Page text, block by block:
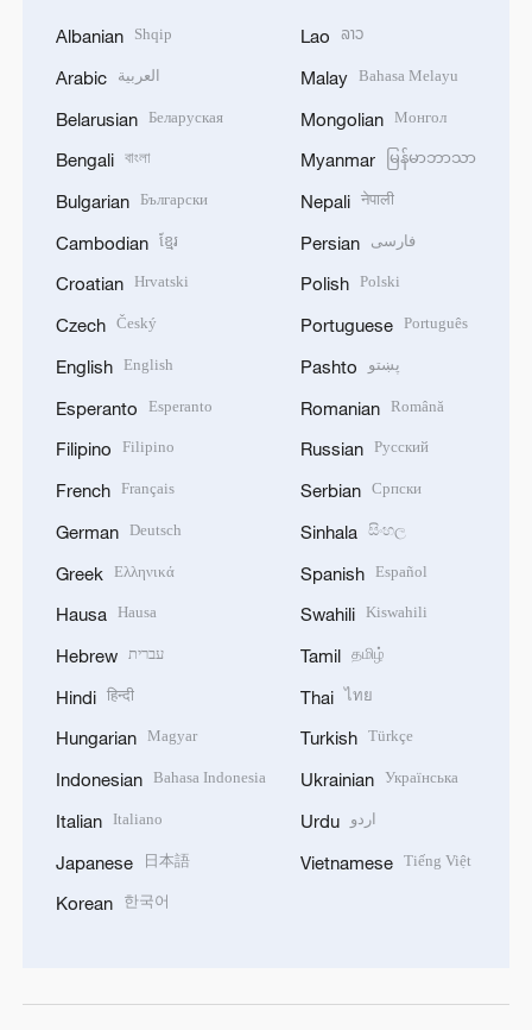
Albanian Shqip
Arabic العربية
Belarusian Беларуская
Bengali বাংলা
Bulgarian Български
Cambodian ខ្មែរ
Croatian Hrvatski
Czech Český
English English
Esperanto Esperanto
Filipino Filipino
French Français
German Deutsch
Greek Ελληνικά
Hausa Hausa
Hebrew עברית
Hindi हिन्दी
Hungarian Magyar
Indonesian Bahasa Indonesia
Italian Italiano
Japanese 日本語
Korean 한국어
Lao ລາວ
Malay Bahasa Melayu
Mongolian Монгол
Myanmar မြန်မာဘာသာ
Nepali नेपाली
Persian فارسی
Polish Polski
Portuguese Português
Pashto پښتو
Romanian Română
Russian Русский
Serbian Српски
Sinhala සිංහල
Spanish Español
Swahili Kiswahili
Tamil தமிழ்
Thai ไทย
Turkish Türkçe
Ukrainian Українська
Urdu اردو
Vietnamese Tiếng Việt